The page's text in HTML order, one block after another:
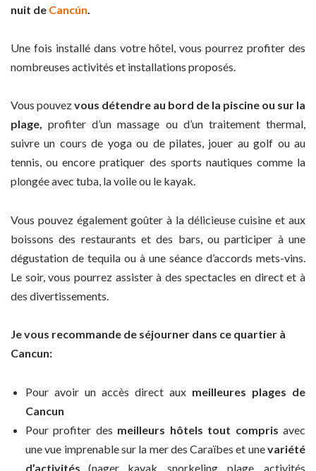
nuit de Cancún
Une fois installé dans votre hôtel, vous pourrez profiter des
nombreuses activités et installations proposés.
Vous pouvezvous détendre au bord de la piscine ou sur la
plage, profiter d’un massage ou d’un traitement thermal,
suivre un cours de yoga ou de pilates, jouer au golf ou au
tennis, ou encore pratiquer des sports nautiques comme la
plongée avec tuba, la voile ou le kayak.
Vous pouvez également goûter à la délicieuse cuisine et aux
boissons des restaurants et des bars, ou participer à une
dégustation de tequila ou à une séance d’accords mets-vins.
Le soir, vous pourrez assister à des spectacles en direct et à
des divertissements.
Je vous recommande de séjourner dans ce quartier à
Cancun:
Pour avoir un accès direct aux meilleures plages de
Cancun
Pour profiter des meilleurs hôtels tout compris avec
une vue imprenable sur la mer des Caraïbes et unevariété
d’activités (nager, kayak, snorkeling, plage, activités